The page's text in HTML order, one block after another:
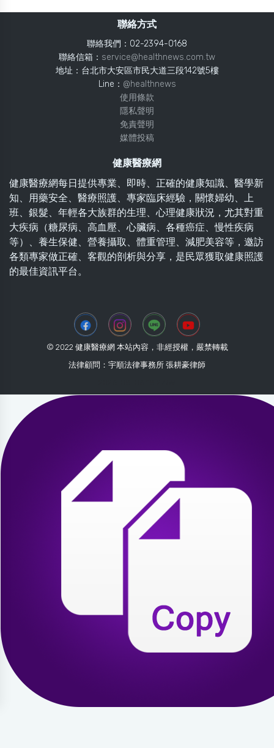
聯絡方式
聯絡我們：02-2394-0168
聯絡信箱： service@healthnews.com.tw
地址：台北市大安區市民大道三段142號5樓
Line： @healthnews
使用條款
隱私聲明
免責聲明
媒體投稿
健康醫療網
健康醫療網每日提供專業、即時、正確的健康知識、醫學新
知、用藥安全、醫療照護、專家臨床經驗，關懷婦幼、上
班、銀髮、年輕各大族群的生理、心理健康狀況，尤其對重
大疾病（糖尿病、高血壓、心臟病、各種癌症、慢性疾病
等）、養生保健、營養攝取、體重管理、減肥美容等，邀訪
各類專家做正確、客觀的剖析與分享，是民眾獲取健康照護
的最佳資訊平台。
© 2022 健康醫療網 本站內容，非經授權，嚴禁轉載
法律顧問：宇順法律事務所 張耕豪律師